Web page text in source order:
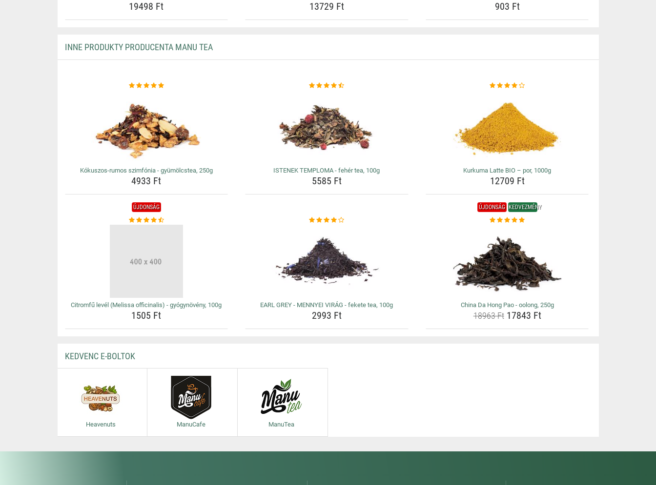
19498 Ft 13729 Ft 903 Ft
INNE PRODUKTY PRODUCENTA MANU TEA
Kókuszos-rumos szimfónia - gyümölcstea, 250g
4933 Ft
ISTENEK TEMPLOMA - fehér tea, 100g
5585 Ft
Kurkuma Latte BIO – por, 1000g
12709 Ft
ÚJDONSÁG
Citromfű levél (Melissa officinalis) - gyógynövény, 100g
1505 Ft
EARL GREY - MENNYEI VIRÁG - fekete tea, 100g
2993 Ft
ÚJDONSÁG KEDVEZMÉNY
China Da Hong Pao - oolong, 250g
18963 Ft17843 Ft
KEDVENC E-BOLTOK
Heavenuts ManuCafe ManuTea